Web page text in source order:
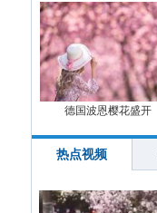
德国波恩樱花盛开
热点视频